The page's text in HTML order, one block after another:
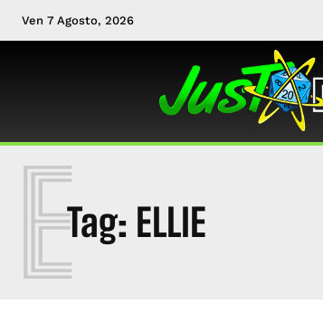
Ven 7 Agosto, 2026
Tag: ELLIE
E